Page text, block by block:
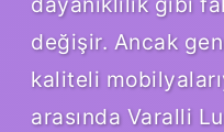
değişir. Ancak
kaliteli
arasında Varalli